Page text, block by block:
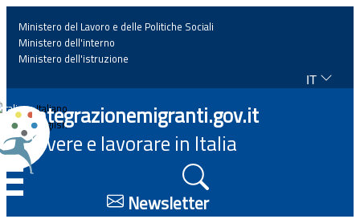
Home
News
Approfondimenti
Ministero del Lavoro e delle Politiche Sociali
Ministero dell'interno
Ministero dell'istruzione
IT
Italiano
English
Integrazionemigranti.gov.it
Vivere e lavorare in Italia
Newsletter